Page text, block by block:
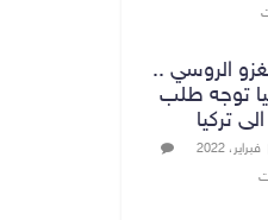
الروسي ..
توجه طلب
تركيا